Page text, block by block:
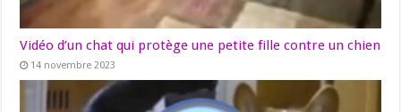
Vidéo d’un chat qui protège une petite fille contre un chien
14 novembre 2023